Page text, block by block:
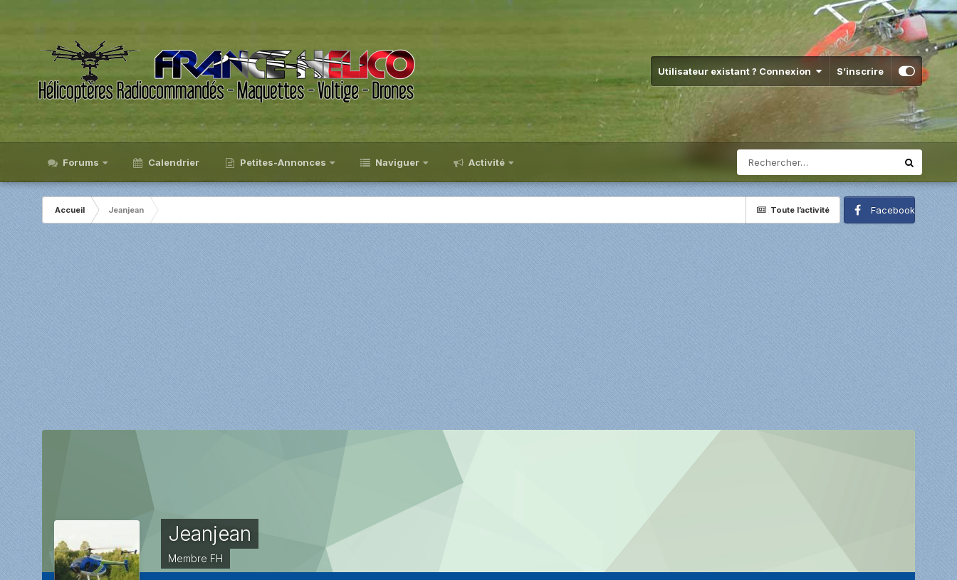
Utilisateur existant ? Connexion S’inscrire
Forums Calendrier Petites-Annonces Naviguer Activité
Toute l’activité
Accueil Jeanjean Facebook
Jeanjean
Membre FH